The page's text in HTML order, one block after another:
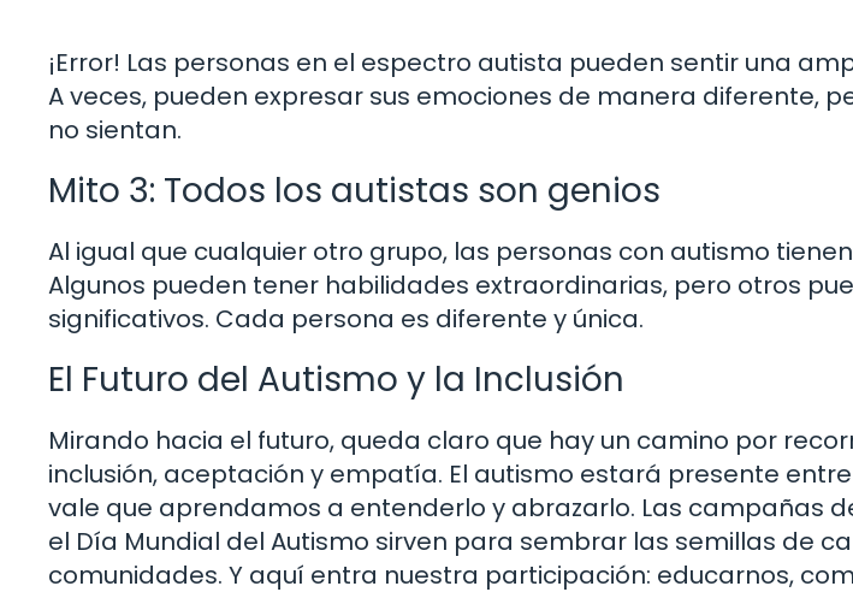
¡Error! Las personas en el espectro autista pueden sentir una
A veces, pueden expresar sus emociones de manera diferente,
no sientan.
Mito 3: Todos los autistas son genios
Al igual que cualquier otro grupo, las personas con autismo
Algunos pueden tener habilidades extraordinarias, pero otros
significativos. Cada persona es diferente y única.
El Futuro del Autismo y la Inclusión
Mirando hacia el futuro, queda claro que hay un camino por
inclusión, aceptación y empatía. El autismo estará presente
vale que aprendamos a entenderlo y abrazarlo. Las campañas
el Día Mundial del Autismo sirven para sembrar las semillas de
comunidades. Y aquí entra nuestra participación: educarnos,